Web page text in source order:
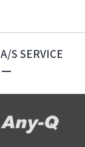
A/S SERVICE